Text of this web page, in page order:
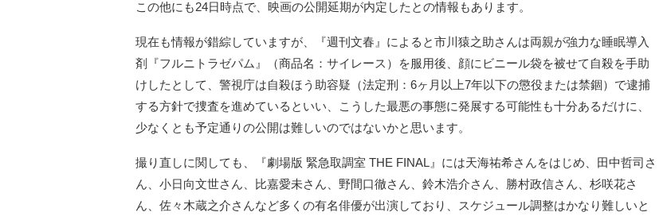
この他にも24日時点で、映画の公開延期が内定したとの情報もあります。
現在も情報が錯綜していますが、『週刊文春』によると市川猿之助さんは両親が強力な睡眠導入
剤『フルニトラゼパム』（商品名：サイレース）を服用後、顔にビニール袋を被せて自殺を手助
けしたとして、警視庁は自殺ほう助容疑（法定刑：6ヶ月以上7年以下の懲役または禁錮）で逮捕
する方針で捜査を進めているといい、こうした最悪の事態に発展する可能性も十分あるだけに、
少なくとも予定通りの公開は難しいのではないかと思います。
撮り直しに関しても、『劇場版 緊急取調室 THE FINAL』には天海祐希さんをはじめ、田中哲司さ
ん、小日向文世さん、比嘉愛未さん、野間口徹さん、鈴木浩介さん、勝村政信さん、杉咲花さ
ん、佐々木蔵之介さんなど多くの有名俳優が出演しており、スケジュール調整はかなり難しいと